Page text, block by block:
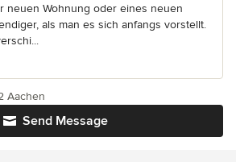
neuen Wohnung oder eines neuen
als man es sich anfangs vorstellt.
Send Message
Aachen